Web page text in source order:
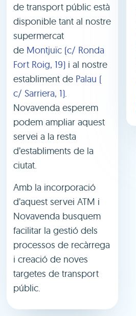
de transport públic està
disponible tant al nostre
supermercat
de Montjuïc (c/ Ronda
Fort Roig, 19) i al nostre
establiment de Palau (
c/ Sarriera, 1).
Novavenda esperem
podem ampliar aquest
servei a la resta
d’establiments de la
ciutat.
Amb la incorporació
d’aquest servei ATM i
Novavenda busquem
facilitar la gestió dels
processos de recàrrega
i creació de noves
targetes de transport
públic.